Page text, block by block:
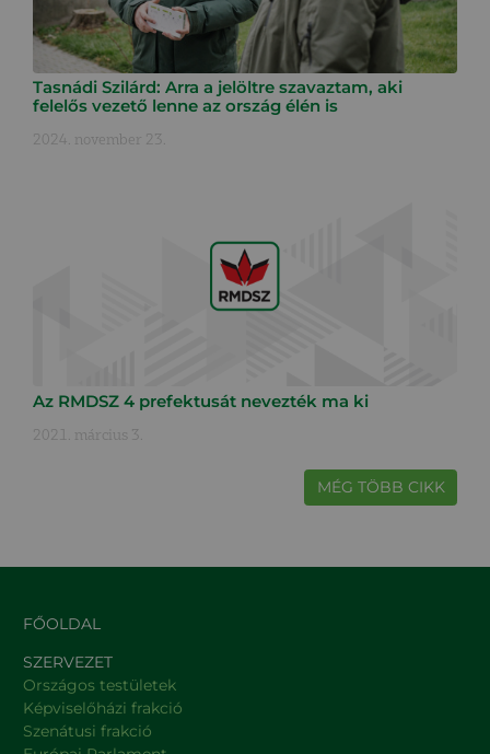
Tasnádi Szilárd: Arra a jelöltre szavaztam, aki
felelős vezető lenne az ország élén is
2024. november 23.
Az RMDSZ 4 prefektusát nevezték ma ki
2021. március 3.
MÉG TÖBB CIKK
FŐOLDAL
SZERVEZET
Országos testületek
Képviselőházi frakció
Szenátusi frakció